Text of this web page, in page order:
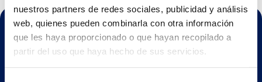
nuestros partners de redes sociales, publicidad y análisis
web, quienes pueden combinarla con otra información
que les haya proporcionado o que hayan recopilado a
partir del uso que haya hecho de sus servicios.